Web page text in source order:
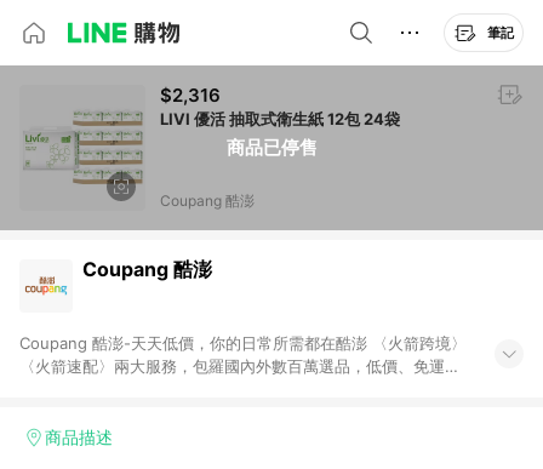
筆記
商品已停售
$2,316
LIVI 優活 抽取式衛生紙 12包 24袋
Coupang 酷澎
Coupang 酷澎
Coupang 酷澎-天天低價，你的日常所需都在酷澎 〈火箭跨境〉
〈火箭速配〉兩大服務，包羅國內外數百萬選品，低價、免運，
加入WOW會員告別湊免運，火箭速配、火箭跨境優質選品不限金
商品描述